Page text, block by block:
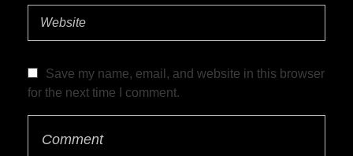
Save my name, email, and website in this browser
for the next time I comment.